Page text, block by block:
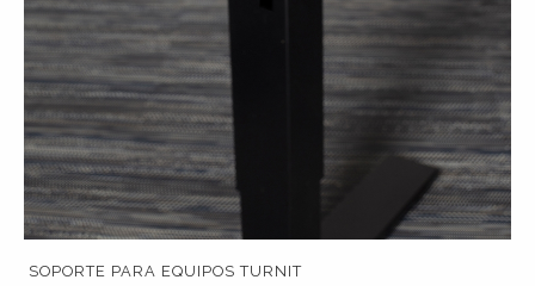
SOPORTE PARA EQUIPOS TURNIT